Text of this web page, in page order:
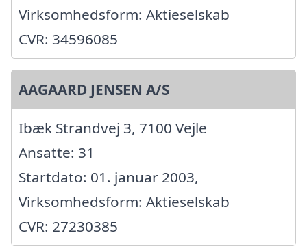
Virksomhedsform: Aktieselskab
CVR: 34596085
AAGAARD JENSEN A/S
Ibæk Strandvej 3, 7100 Vejle
Ansatte: 31
Startdato: 01. januar 2003,
Virksomhedsform: Aktieselskab
CVR: 27230385